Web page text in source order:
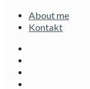
About me
Kontakt